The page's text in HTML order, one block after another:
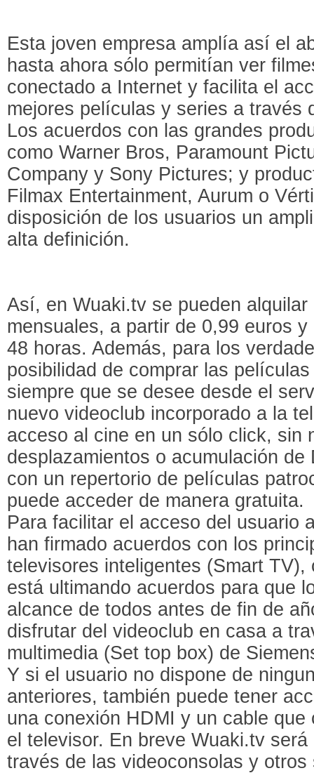
Esta joven empresa amplía así el
hasta ahora sólo permitían ver
conectado a Internet y facilita el
mejores películas y series a través
Los acuerdos con las grandes
como Warner Bros, Paramount
Company y Sony Pictures; y
Filmax Entertainment, Aurum o
disposición de los usuarios un
alta definición.
Así, en Wuaki.tv se pueden
mensuales, a partir de 0,99 euros
48 horas. Además, para los
posibilidad de comprar las
siempre que se desee desde el
nuevo videoclub incorporado a la
acceso al cine en un sólo click, sin
desplazamientos o acumulación
con un repertorio de películas
puede acceder de manera gratuita.
Para facilitar el acceso del usuario
han firmado acuerdos con los
televisores inteligentes (Smart
está ultimando acuerdos para que
alcance de todos antes de fin de
disfrutar del videoclub en casa a
multimedia (Set top box) de
Y si el usuario no dispone de
anteriores, también puede tener
una conexión HDMI y un cable
el televisor. En breve Wuaki.tv
través de las videoconsolas y